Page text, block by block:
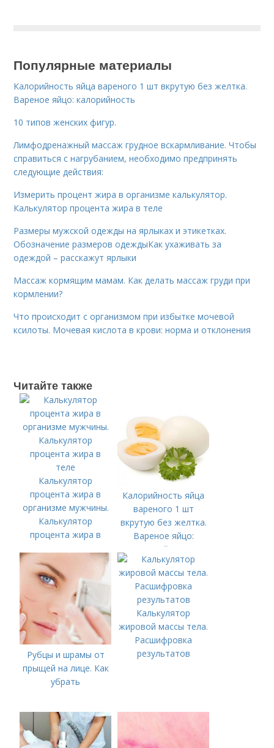
Популярные материалы
Калорийность яйца вареного 1 шт вкрутую без желтка.
Вареное яйцо: калорийность
10 типов женских фигур.
Лимфодренажный массаж грудное вскармливание. Чтобы
справиться с нагрубанием, необходимо предпринять
следующие действия:
Измерить процент жира в организме калькулятор.
Калькулятор процента жира в теле
Размеры мужской одежды на ярлыках и этикетках.
Обозначение размеров одеждыКак ухаживать за
одеждой – расскажут ярлыки
Массаж кормящим мамам. Как делать массаж груди при
кормлении?
Что происходит с организмом при избытке мочевой
ксилоты. Мочевая кислота в крови: норма и отклонения
Читайте также
Калькулятор
процента жира в
организме мужчины.
Калькулятор
процента жира в
Калорийность яйца
вареного 1 шт
вкрутую без желтка.
Вареное яйцо:
калорийность
Рубцы и шрамы от
прыщей на лице. Как
убрать
Калькулятор
жировой массы тела.
Расшифровка
результатов